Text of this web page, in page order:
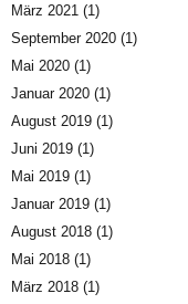
März 2021 (1)
September 2020 (1)
Mai 2020 (1)
Januar 2020 (1)
August 2019 (1)
Juni 2019 (1)
Mai 2019 (1)
Januar 2019 (1)
August 2018 (1)
Mai 2018 (1)
März 2018 (1)